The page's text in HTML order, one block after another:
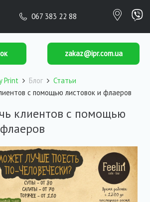
067 383 22 88
zakaz@ipr.com.ua
Print Блог
Статьи
с помощью листовок и флаеров
клиентов с помощью